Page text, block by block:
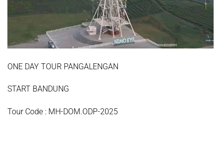
ONE DAY TOUR PANGALENGAN
START BANDUNG
Tour Code : MH-DOM.ODP-2025